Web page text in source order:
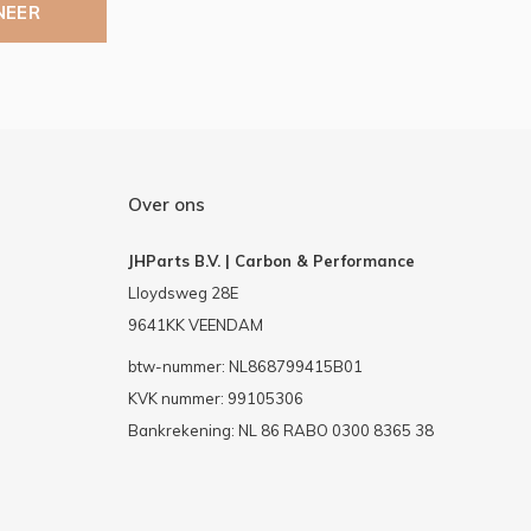
Over ons
JHParts B.V. | Carbon & Performance
Lloydsweg 28E
9641KK VEENDAM
btw-nummer: NL868799415B01
KVK nummer: 99105306
Bankrekening: NL 86 RABO 0300 8365 38